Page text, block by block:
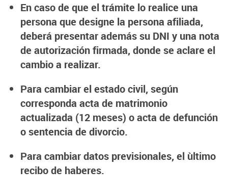
En caso de que el trámite lo realice una
persona que designe la persona afiliada,
deberá presentar además su DNI y una nota
de autorización firmada, donde se aclare el
cambio a realizar.
Para cambiar el estado civil, según
corresponda acta de matrimonio
actualizada (12 meses) o acta de defunción
o sentencia de divorcio.
Para cambiar datos previsionales, el ùltimo
recibo de haberes.